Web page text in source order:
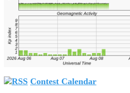
Contest Calendar